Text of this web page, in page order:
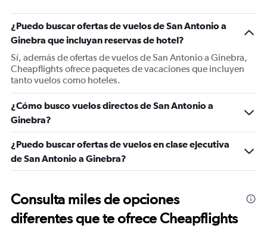
¿Puedo buscar ofertas de vuelos de San Antonio a
Ginebra que incluyan reservas de hotel?
Sí, además de ofertas de vuelos de San Antonio a Ginebra,
Cheapflights ofrece paquetes de vacaciones que incluyen
tanto vuelos como hoteles.
¿Cómo busco vuelos directos de San Antonio a
Ginebra?
¿Puedo buscar ofertas de vuelos en clase ejecutiva
de San Antonio a Ginebra?
Consulta miles de opciones
diferentes que te ofrece Cheapflights